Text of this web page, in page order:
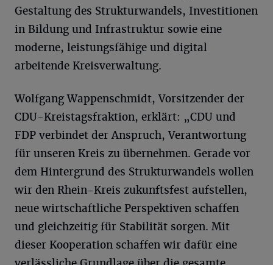
Gestaltung des Strukturwandels, Investitionen
in Bildung und Infrastruktur sowie eine
moderne, leistungsfähige und digital
arbeitende Kreisverwaltung.
Wolfgang Wappenschmidt, Vorsitzender der
CDU-Kreistagsfraktion, erklärt: „CDU und
FDP verbindet der Anspruch, Verantwortung
für unseren Kreis zu übernehmen. Gerade vor
dem Hintergrund des Strukturwandels wollen
wir den Rhein-Kreis zukunftsfest aufstellen,
neue wirtschaftliche Perspektiven schaffen
und gleichzeitig für Stabilität sorgen. Mit
dieser Kooperation schaffen wir dafür eine